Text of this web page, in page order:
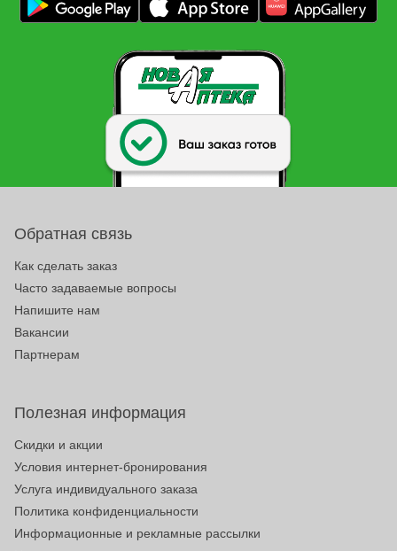
Обратная связь
Как сделать заказ
Часто задаваемые вопросы
Напишите нам
Вакансии
Партнерам
Полезная информация
Скидки и акции
Условия интернет-бронирования
Услуга индивидуального заказа
Политика конфиденциальности
Информационные и рекламные рассылки